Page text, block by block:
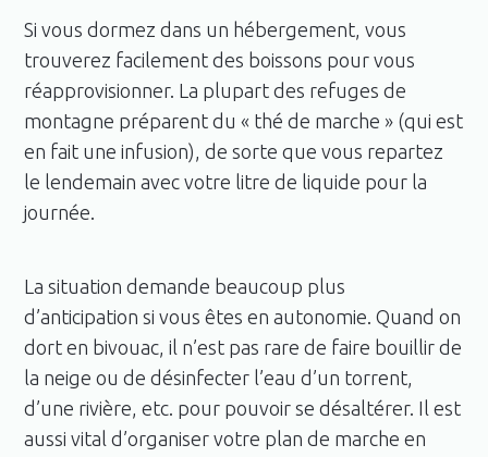
Si vous dormez dans un hébergement, vous
trouverez facilement des boissons pour vous
réapprovisionner. La plupart des refuges de
montagne préparent du « thé de marche » (qui est
en fait une infusion), de sorte que vous repartez
le lendemain avec votre litre de liquide pour la
journée.
La situation demande beaucoup plus
d’anticipation si vous êtes en autonomie. Quand on
dort en bivouac, il n’est pas rare de faire bouillir de
la neige ou de désinfecter l’eau d’un torrent,
d’une rivière, etc. pour pouvoir se désaltérer. Il est
aussi vital d’organiser votre plan de marche en